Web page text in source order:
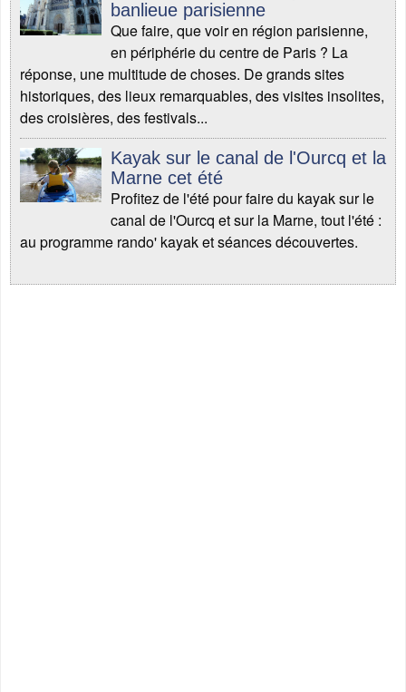
banlieue parisienne
Que faire, que voir en région parisienne,
en périphérie du centre de Paris ? La
réponse, une multitude de choses. De grands sites
historiques, des lieux remarquables, des visites insolites,
des croisières, des festivals...
Kayak sur le canal de l'Ourcq et la
Marne cet été
Profitez de l'été pour faire du kayak sur le
canal de l'Ourcq et sur la Marne, tout l'été :
au programme rando' kayak et séances découvertes.